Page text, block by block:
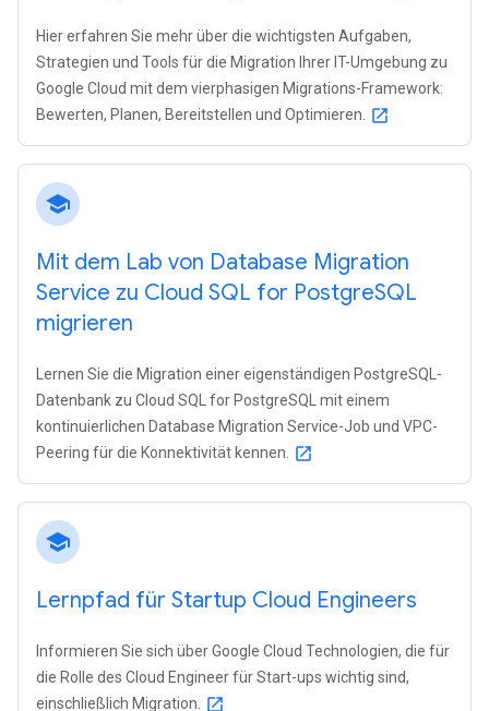
Hier erfahren Sie mehr über die wichtigsten Aufgaben,
Strategien und Tools für die Migration Ihrer IT-Umgebung zu
Google Cloud mit dem vierphasigen Migrations-Framework:
Bewerten, Planen, Bereitstellen und Optimieren.
open_in_new
school
Mit dem Lab von Database Migration
Service zu Cloud SQL for PostgreSQL
migrieren
Lernen Sie die Migration einer eigenständigen PostgreSQL-
Datenbank zu Cloud SQL for PostgreSQL mit einem
kontinuierlichen Database Migration Service-Job und VPC-
Peering für die Konnektivität kennen.
open_in_new
school
Lernpfad für Startup Cloud Engineers
Informieren Sie sich über Google Cloud Technologien, die für
die Rolle des Cloud Engineer für Start-ups wichtig sind,
einschließlich Migration.
open_in_new